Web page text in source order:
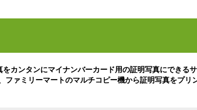
カンタンにマイナンバーカード用の証明写真にできる
ァミリーマートのマルチコピー機から証明写真をプリ